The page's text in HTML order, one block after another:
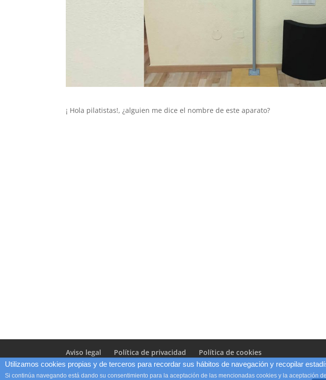
¡ Hola pilatistas!, ¿alguien me dice el nombre de este aparato?
Aviso legal Política de privacidad Política de cookies
Utilizamos cookies propias y de terceros para recordar sus hábitos de navegación y recopilar
Si continúa navegando está dando su consentimiento para la aceptación de las mencionadas cookies y la aceptación